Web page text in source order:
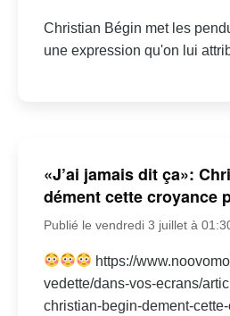
Christian Bégin met les
une expression qu'on lui
«J’ai jamais dit ça»:
dément cette croyance
Publié le vendredi 3 juillet à
https://
vedette/dans-vos-ecrans/
christian-begin-dement-